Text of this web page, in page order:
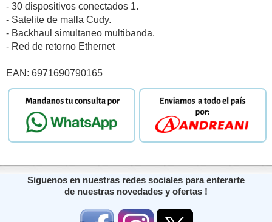
- 30 dispositivos conectados 1.
- Satelite de malla Cudy.
- Backhaul simultaneo multibanda.
- Red de retorno Ethernet
EAN: 6971690790165
Siguenos en nuestras redes sociales para enterarte
de nuestras novedades y ofertas !